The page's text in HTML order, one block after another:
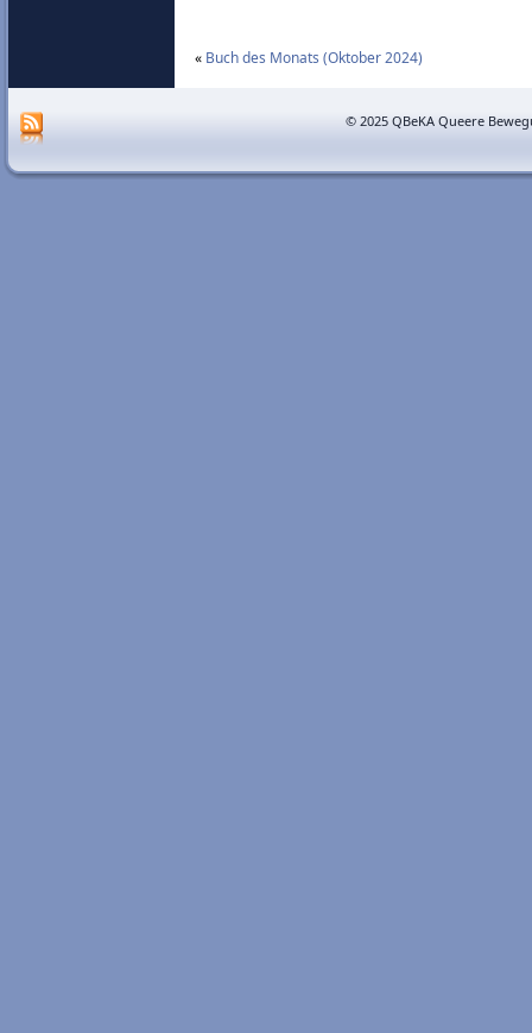
« Buch des Monats (Oktober 2024)
© 2025 QBeKA Queere